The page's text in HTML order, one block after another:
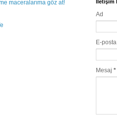
İletişim
Ad
E-
Mesaj *